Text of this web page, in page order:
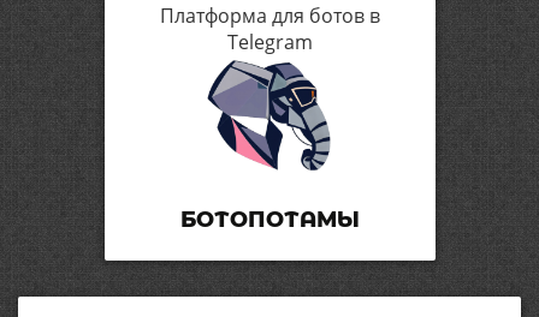
Платформа для ботов в
Telegram
БОТОПОТАМЫ